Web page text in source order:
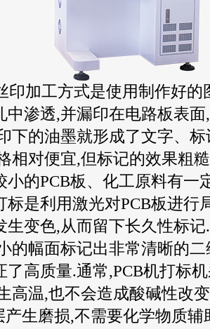
加工方式是使用制作好的
中渗透,并漏印在电路板表
下的油墨就形成了文字、
相对便宜,但标记的效果粗
小的PCB板、化工原料有一
标是利用激光对PCB板进行
生变色,从而留下长久性标
的幅面标记出非常清晰的
了高质量.通常,PCB机打标
高温,也不会造成酸碱性改
产生磨损,不需要化学物质